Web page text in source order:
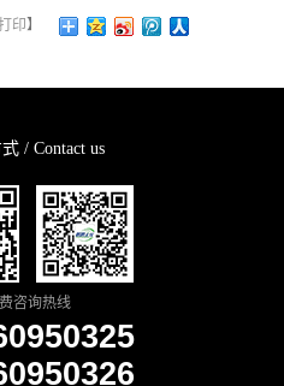
印】
/ Contact us
咨询热线